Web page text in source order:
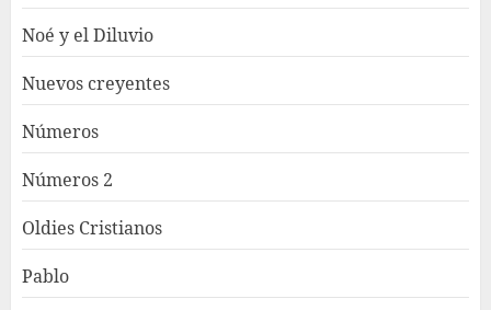
Noé y el Diluvio
Nuevos creyentes
Números
Números 2
Oldies Cristianos
Pablo